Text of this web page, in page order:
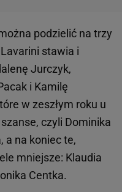
podzielić na trzy
stawia i
Jurczyk,
i Kamilę
w zeszłym roku u
czyli Dominika
a na koniec te,
mniejsze: Klaudia
Centka.